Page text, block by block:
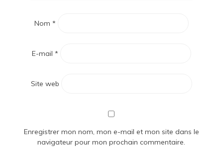
Nom *
E-mail *
Site web
Enregistrer mon nom, mon e-mail et mon site dans le
navigateur pour mon prochain commentaire.